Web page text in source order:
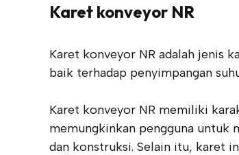
Karet konveyor NR
Karet konveyor NR adalah jenis
baik terhadap penyimpangan
Karet konveyor NR memiliki
memungkinkan pengguna untuk
dan konstruksi. Selain itu, karet